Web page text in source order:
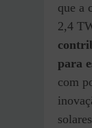
que a
2,4
para
com